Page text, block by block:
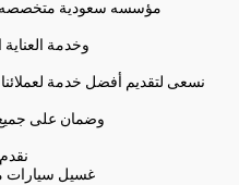
مؤسسه سعودية متخصصه
وخدمة العناية
نسعى لتقديم أفضل خدمة
وضمان على
غسيل سيارات